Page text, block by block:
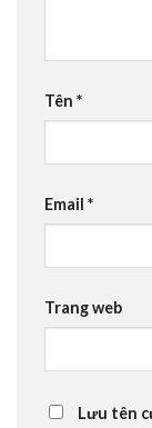
Tên *
Email *
Trang web
Lưu tên